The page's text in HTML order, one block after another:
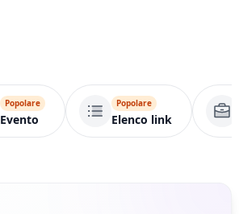
Popolare
Evento
Popolare
Elenco link